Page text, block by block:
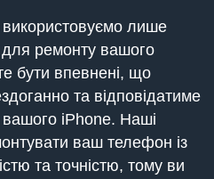
лише
для ремонту вашого
бути впевнені, що
та відповідатиме
вашого iPhone. Наші
ваш телефон із
та точністю, тому ви